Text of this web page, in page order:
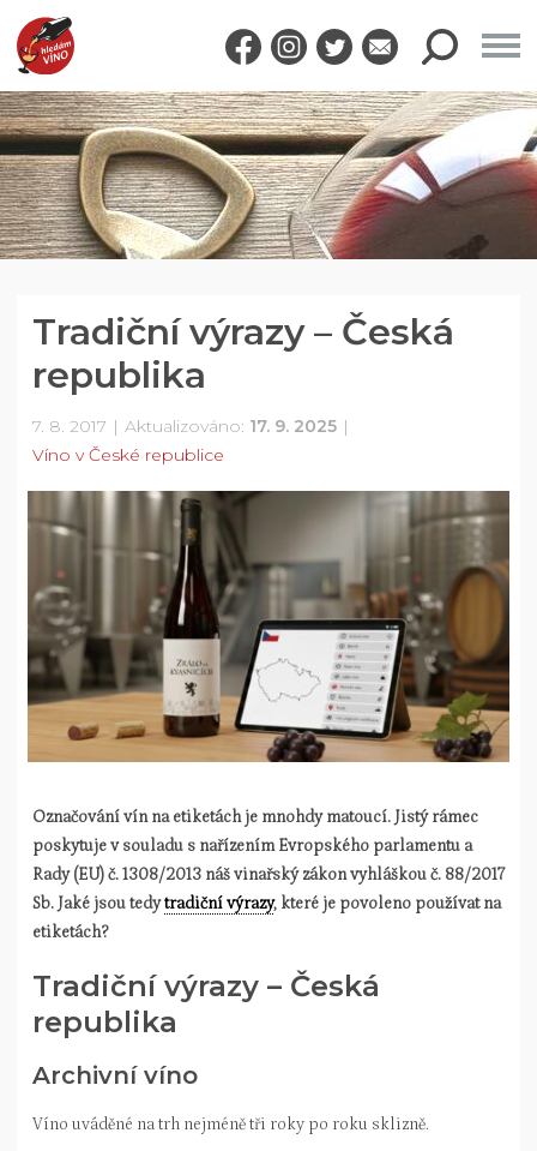
Tradiční výrazy – Česká
republika
7. 8. 2017 Aktualizováno: 17. 9. 2025
Víno v České republice
Označování vín na etiketách je mnohdy matoucí. Jistý rámec
poskytuje v souladu s nařízením Evropského parlamentu a
Rady (EU) č. 1308/2013 náš vinařský zákon vyhláškou č. 88/2017
Sb. Jaké jsou tedytradiční výrazy, které je povoleno používat na
etiketách?
Tradiční výrazy – Česká
republika
Archivní víno
Víno uváděné na trh nejméně tři roky po roku sklizně.